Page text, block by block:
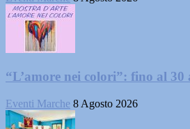
“L’amore nei colori”: fino al 30
Eventi Marche 8 Agosto 2026